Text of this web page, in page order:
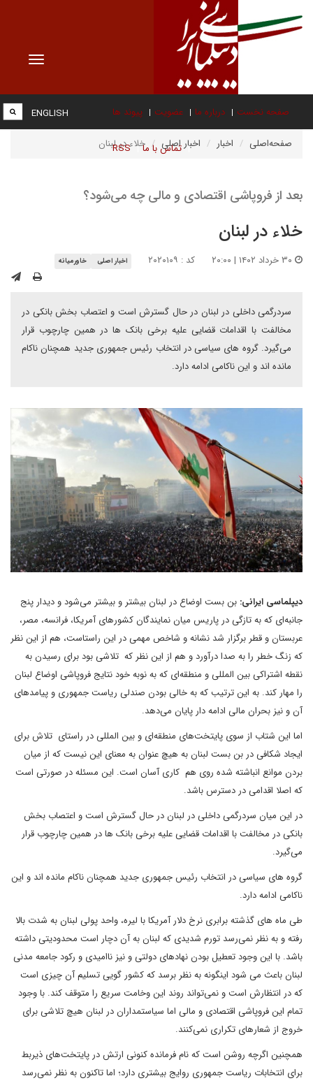
Toggle
صفحه نخست درباره ما عضویت پیوند ها
تماس با ما RSS
ENGLISH
صفحه‌اصلی اخبار اخبار اصلی خلاء در لبنان
بعد از فروپاشی اقتصادی و مالی چه می‌شود؟
خلاء در لبنان
کد : ۲۰۲۰۱۰۹ اخبار اصلی خاورمیانه
سردرگمی داخلی در لبنان در حال گسترش است و اعتصاب بخش بانکی در
مخالفت با اقدامات قضایی علیه برخی بانک ها در همین چارچوب قرار
می‌گیرد. گروه های سیاسی در انتخاب رئیس جمهوری جدید همچنان ناکام
مانده اند و این ناکامی ادامه دارد.
دیپلماسی ایرانی: بن بست اوضاع در لبنان بیشتر و بیشتر می‌شود و دیدار پنج
جانبه‌ای که به تازگی در پاریس میان نمایندگان کشورهای آمریکا، فرانسه، مصر،
عربستان و قطر برگزار شد نشانه و شاخص مهمی در این راستاست، هم از این نظر
که زنگ خطر را به صدا درآورد و هم از این نظر که تلاشی بود برای رسیدن به
نقطه اشتراکی بین المللی و منطقه‌ای که به نوبه خود نتایج فروپاشی اوضاع لبنان
را مهار کند. به این ترتیب که به خالی بودن صندلی ریاست جمهوری و پیامدهای
آن و نیز بحران مالی ادامه دار پایان می‌دهد.
اما این شتاب از سوی پایتخت‌های منطقه‌ای و بین المللی در راستای تلاش برای
ایجاد شکافی در بن بست لبنان به هیچ عنوان به معنای این نیست که از میان
بردن موانع انباشته شده روی هم کاری آسان است. این مسئله در صورتی است
که اصلا اقدامی در دسترس باشد.
در این میان سردرگمی داخلی در لبنان در حال گسترش است و اعتصاب بخش
بانکی در مخالفت با اقدامات قضایی علیه برخی بانک ها در همین چارچوب قرار
می‌گیرد.
گروه های سیاسی در انتخاب رئیس جمهوری جدید همچنان ناکام مانده اند و این
ناکامی ادامه دارد.
طی ماه های گذشته برابری نرخ دلار آمریکا با لیره، واحد پولی لبنان به شدت بالا
رفته و به نظر نمی‌رسد تورم شدیدی که لبنان به آن دچار است محدودیتی داشته
باشد. با این وجود تعطیل بودن نهادهای دولتی و نیز ناامیدی و رکود جامعه مدنی
لبنان باعث می شود اینگونه به نظر برسد که کشور گویی تسلیم آن چیزی است
که در انتظارش است و نمی‌تواند روند این وخامت سریع را متوقف کند. با وجود
تمام این فروپاشی اقتصادی و مالی اما سیاستمداران در لبنان هیچ تلاشی برای
خروج از شعارهای تکراری نمی‌کنند.
همچنین اگرچه روشن است که نام فرمانده کنونی ارتش در پایتخت‌های ذیربط
برای انتخابات ریاست جمهوری روایج بیشتری دارد؛ اما تاکنون به نظر نمی‌رسد